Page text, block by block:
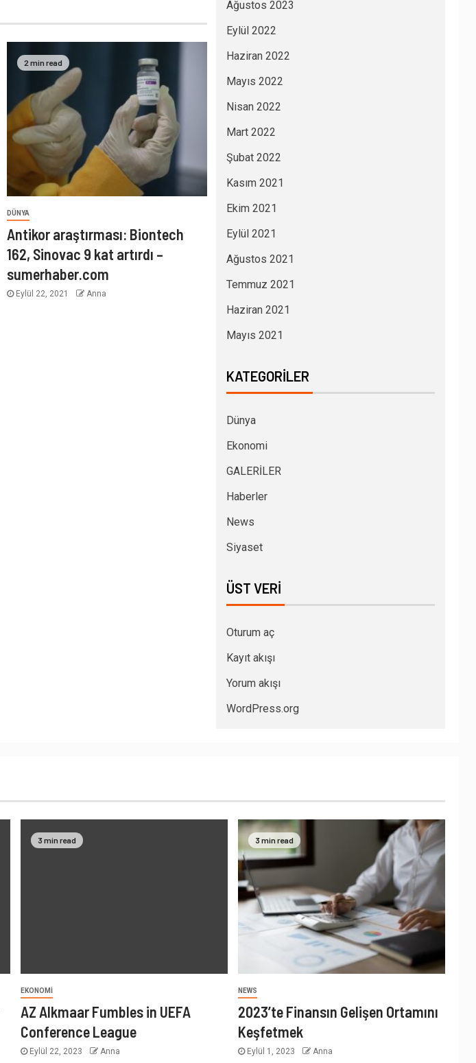
2 min read
DÜNYA
Antikor araştırması: Biontech
162, Sinovac 9 kat artırdı –
sumerhaber.com
Eylül 22, 2021 Anna
Ağustos 2023
Eylül 2022
Haziran 2022
Mayıs 2022
Nisan 2022
Mart 2022
Şubat 2022
Kasım 2021
Ekim 2021
Eylül 2021
Ağustos 2021
Temmuz 2021
Haziran 2021
Mayıs 2021
KATEGORILER
Dünya
Ekonomi
GALERİLER
Haberler
News
Siyaset
ÜST VERI
Oturum aç
Kayıt akışı
Yorum akışı
WordPress.org
3 min read
EKONOMI
AZ Alkmaar Fumbles in UEFA
Conference League
Eylül 22, 2023 Anna
3 min read
NEWS
2023’te Finansın Gelişen Ortamını
Keşfetmek
Eylül 1, 2023 Anna